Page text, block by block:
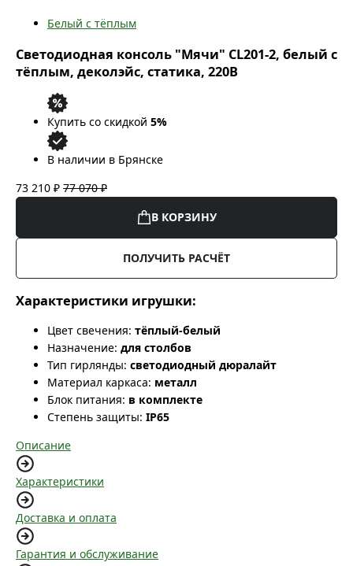
Белый с тёплым
Светодиодная консоль "Мячи" CL201-2, белый с
тёплым, деколэйс, статика, 220В
Купить со скидкой 5%
В наличии в Брянске
73 210 ₽ 77 070 ₽
В КОРЗИНУ
ПОЛУЧИТЬ РАСЧЁТ
Характеристики игрушки:
Цвет свечения: тёплый-белый
Назначение: для столбов
Тип гирлянды: светодиодный дюралайт
Материал каркаса: металл
Блок питания: в комплекте
Степень защиты: IP65
Описание
Характеристики
Доставка и оплата
Гарантия и обслуживание